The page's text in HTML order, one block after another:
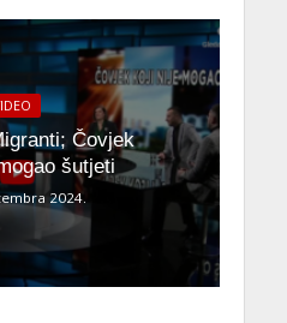
Čovjek
šutjeti
2024.